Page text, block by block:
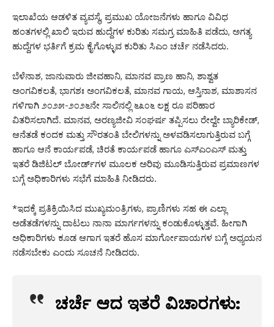
ಇಲಾಖೆಯ ಆಡಳಿತ ವ್ಯವಸ್ಥೆ, ಪ್ರಮುಖ ಯೋಜನೆಗಳು ಹಾಗೂ ವಿವಿಧ
ಹಂತಗಳಲ್ಲಿ ಖಾಲಿ ಇರುವ ಹುದ್ದೆಗಳ ಕುರಿತು ಸಮಗ್ರ ಮಾಹಿತಿ ಪಡೆದು, ಅಗತ್ಯ
ಹುದ್ದೆಗಳ ಭರ್ತಿಗೆ ಕ್ರಮ ಕೈಗೊಳ್ಳುವ ಕುರಿತು ಸಿಎಂ ಚರ್ಚೆ ನಡೆಸಿದರು.
ಬೆಳೆನಾಶ, ಜಾನುವಾರು ಜೀವಹಾನಿ, ಮಾನವ ಪ್ರಾಣ ಹಾನಿ, ಶಾಶ್ವತ
ಅಂಗವಿಕಲತೆ, ಭಾಗಶಃ ಅಂಗವಿಕಲತೆ, ಮಾನವ ಗಾಯ, ಆಸ್ತಿನಾಶ, ಮಾಶಾಸನ
ಗಳಿಗಾಗಿ ೨೦೨೫-೨೦೨೬ನೇ ಸಾಲಿನಲ್ಲಿ ೬೩೦೬ ಲಕ್ಷ ರೂ ಪರಿಹಾರ
ವಿತರಿಸಲಾಗಿದೆ. ಮಾನವ, ಅರಣ್ಯಜೀವಿ ಸಂಘರ್ಷ ತಪ್ಪಿಸಲು ರೇಲ್ವೇ ಬ್ಯಾರಿಕೇಡ್‌,
ಆನೆತಡೆ ಕಂದಕ ಮತ್ತು ಸೌರತಂತಿ ಬೇಲಿಗಳನ್ನು ಅಳವಡಿಸಲಾಗುತ್ತಿರುವ ಬಗ್ಗೆ
ಹಾಗೂ ಆನೆ ಕಾರ್ಯಪಡೆ, ಚಿರತೆ ಕಾರ್ಯಪಡೆ ಹಾಗೂ ಎಸ್‌ಎಂಎಸ್‌ ಮತ್ತು
ಇತರೆ ಡಿಜಿಟಲ್‌ ಬೋರ್ಡ್‌ಗಳ ಮೂಲಕ ಅರಿವು ಮೂಡಿಸುತ್ತಿರುವ ಪ್ರಮಾಣಗಳ
ಬಗ್ಗೆ ಅಧಿಕಾರಿಗಳು ಸಭೆಗೆ ಮಾಹಿತಿ ನೀಡಿದರು.
*ಇದಕ್ಕೆ ಪ್ರತಿಕ್ರಿಯಿಸಿದ ಮುಖ್ಯಮಂತ್ರಿಗಳು, ಪ್ರಾಣಿಗಳು ಸಹ ಈ ಎಲ್ಲಾ
ಅಡೆತಡೆಗಳನ್ನು ದಾಟಲು ನಾನಾ ಮಾರ್ಗಗಳನ್ನು ಕಂಡುಕೊಳ್ಳುತ್ತವೆ. ಹೀಗಾಗಿ
ಅಧಿಕಾರಿಗಳು ಕೂಡ ಆಗಾಗ ಇತರೆ ಹೊಸ ಮಾರ್ಗೋಪಾಯಗಳ ಬಗ್ಗೆ ಅಧ್ಯಯನ
ನಡೆಸಬೇಕು ಎಂದು ಸೂಚನೆ ನೀಡಿದರು.
ಚರ್ಚೆ ಆದ ಇತರೆ ವಿಚಾರಗಳು: